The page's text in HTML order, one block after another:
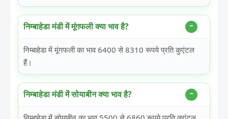
निम्बाहेडा मंडी में मूंगफली क्या भाव है?
निम्बाहेडा में मूंगफली का भाव 6400 से 8310 रूपये प्रति कुएंटल
हैं।
निम्बाहेडा मंडी में सोयाबीन क्या भाव है?